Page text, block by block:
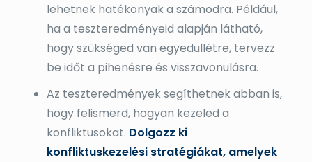
lehetnek hatékonyak a számodra. Például,
ha a teszteredményeid alapján látható,
hogy szükséged van egyedüllétre, tervezz
be időt a pihenésre és visszavonulásra.
Az teszteredmények segíthetnek abban is,
hogy felismerd, hogyan kezeled a
konfliktusokat. Dolgozz ki
konfliktuskezelési stratégiákat, amelyek